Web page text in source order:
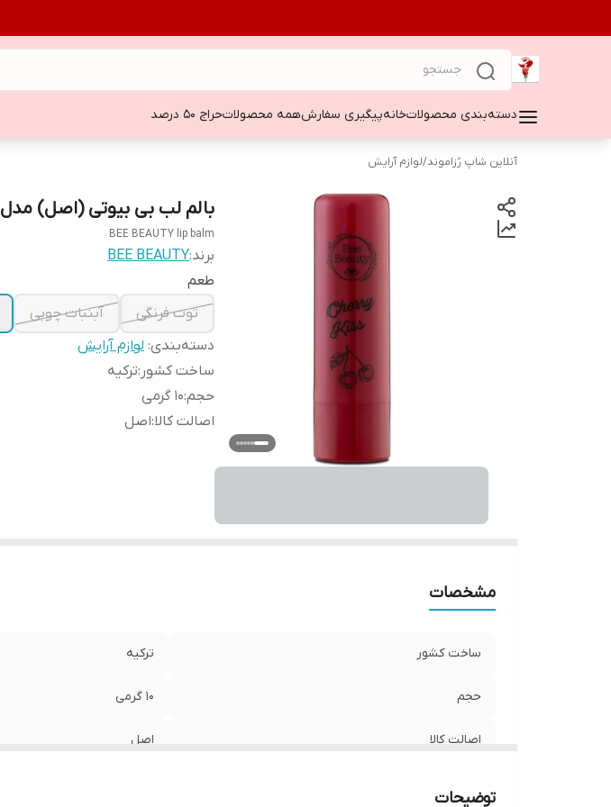
دسته‌بندی محصولاتخانهپیگیری سفارشهمه محصولاتحراج ۵۰ درصد
آنلاین شاپ رُزاموند/لوازم آرایش
بالم لب بی بیوتی (اصل) مدل bee beauty lip balm
BEE BEAUTY lip balm
برند:BEE BEAUTY
طعم
توت فرنگی
آبنبات چوبی
دسته‌بندی: لوازم آرایش
ساخت کشور :ترکیه
حجم:10 گرمی
اصالت کالا:اصل
مشخصات
ساخت کشور ترکیه
حجم 10 گرمی
اصالت کالا اصل
توضیحات